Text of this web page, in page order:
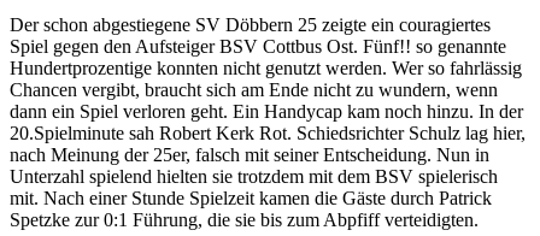
Der schon abgestiegene SV Döbbern 25 zeigte ein couragiertes
Spiel gegen den Aufsteiger BSV Cottbus Ost. Fünf!! so genannte
Hundertprozentige konnten nicht genutzt werden. Wer so fahrlässig
Chancen vergibt, braucht sich am Ende nicht zu wundern, wenn
dann ein Spiel verloren geht. Ein Handycap kam noch hinzu. In der
20.Spielminute sah Robert Kerk Rot. Schiedsrichter Schulz lag hier,
nach Meinung der 25er, falsch mit seiner Entscheidung. Nun in
Unterzahl spielend hielten sie trotzdem mit dem BSV spielerisch
mit. Nach einer Stunde Spielzeit kamen die Gäste durch Patrick
Spetzke zur 0:1 Führung, die sie bis zum Abpfiff verteidigten.